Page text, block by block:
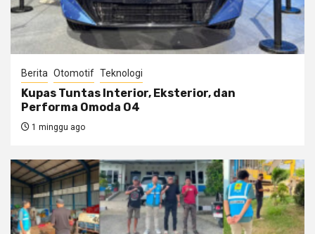
Berita Otomotif Teknologi
Kupas Tuntas Interior, Eksterior, dan
Performa Omoda O4
1 minggu ago